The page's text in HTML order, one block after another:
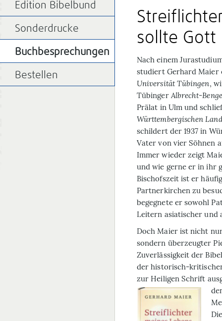
sollte Gott
Nach einem
studiert Gerhard Maier
Universität Tübingen,
Tübinger Alb­recht-
Prälat in Ulm und
Württembergischen
schildert der 1937 in
Vater von vier Söhnen
Immer wieder zeigt
und wie gerne er in ihr
Bischofszeit ist er
Partnerkirchen zu
begegnete er sowohl
Leitern asiatischer und
Doch Maier ist nicht
sondern überzeugter
Zuverlässigkeit der
der historisch-
zur Heiligen Schrift
Edition Bibelbund
Sonderdrucke
Buchbesprechungen
Bestellen